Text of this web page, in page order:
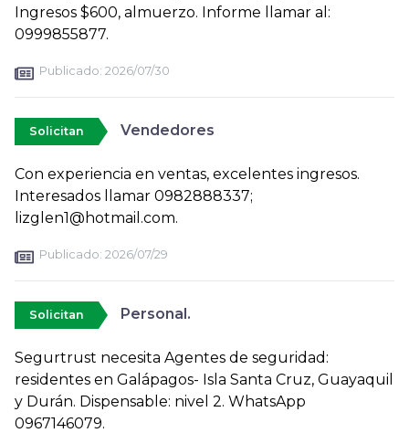
Ingresos $600, almuerzo. Informe llamar al:
0999855877.
Publicado: 2026/07/30
Solicitan Vendedores
Con experiencia en ventas, excelentes ingresos.
Interesados llamar 0982888337;
lizglen1@hotmail.com.
Publicado: 2026/07/29
Solicitan Personal.
Segurtrust necesita Agentes de seguridad:
residentes en Galápagos- Isla Santa Cruz, Guayaquil
y Durán. Dispensable: nivel 2. WhatsApp
0967146079.